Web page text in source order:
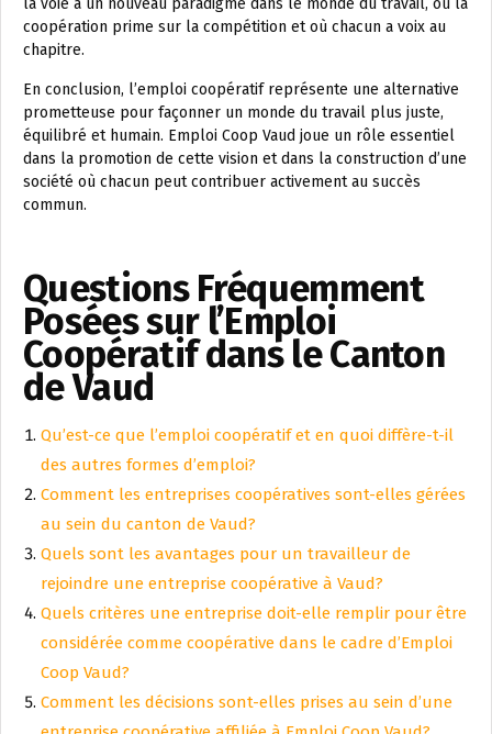
la voie à un nouveau paradigme dans le monde du travail, où la
coopération prime sur la compétition et où chacun a voix au
chapitre.
En conclusion, l’emploi coopératif représente une alternative
prometteuse pour façonner un monde du travail plus juste,
équilibré et humain. Emploi Coop Vaud joue un rôle essentiel
dans la promotion de cette vision et dans la construction d’une
société où chacun peut contribuer activement au succès
commun.
Questions Fréquemment
Posées sur l’Emploi
Coopératif dans le Canton
de Vaud
Qu’est-ce que l’emploi coopératif et en quoi diffère-t-il
des autres formes d’emploi?
Comment les entreprises coopératives sont-elles gérées
au sein du canton de Vaud?
Quels sont les avantages pour un travailleur de
rejoindre une entreprise coopérative à Vaud?
Quels critères une entreprise doit-elle remplir pour être
considérée comme coopérative dans le cadre d’Emploi
Coop Vaud?
Comment les décisions sont-elles prises au sein d’une